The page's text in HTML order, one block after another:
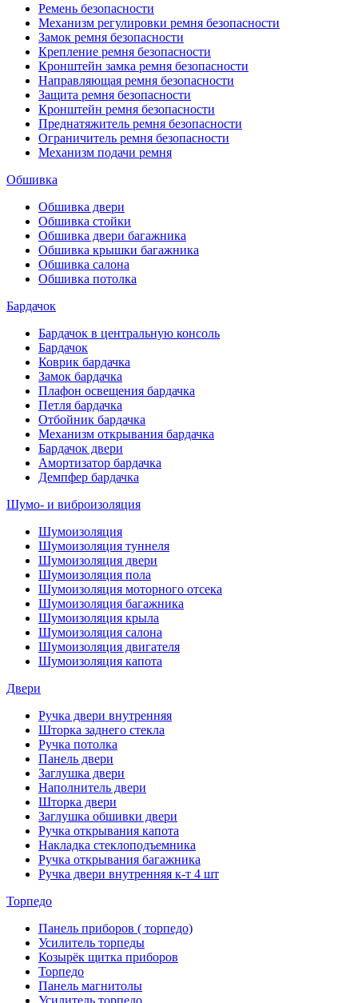
Ремень безопасности
Механизм регулировки ремня безопасности
Замок ремня безопасности
Крепление ремня безопасности
Кронштейн замка ремня безопасности
Направляющая ремня безопасности
Защита ремня безопасности
Кронштейн ремня безопасности
Преднатяжитель ремня безопасности
Ограничитель ремня безопасности
Механизм подачи ремня
Обшивка
Обшивка двери
Обшивка стойки
Обшивка двери багажника
Обшивка крышки багажника
Обшивка салона
Обшивка потолка
Бардачок
Бардачок в центральную консоль
Бардачок
Коврик бардачка
Замок бардачка
Плафон освещения бардачка
Петля бардачка
Отбойник бардачка
Механизм открывания бардачка
Бардачок двери
Амортизатор бардачка
Демпфер бардачка
Шумо- и виброизоляция
Шумоизоляция
Шумоизоляция туннеля
Шумоизоляция двери
Шумоизоляция пола
Шумоизоляция моторного отсека
Шумоизоляция багажника
Шумоизоляция крыла
Шумоизоляция салона
Шумоизоляция двигателя
Шумоизоляция капота
Двери
Ручка двери внутренняя
Шторка заднего стекла
Ручка потолка
Панель двери
Заглушка двери
Наполнитель двери
Шторка двери
Заглушка обшивки двери
Ручка открывания капота
Накладка стеклоподъемника
Ручка открывания багажника
Ручка двери внутренняя к-т 4 шт
Торпедо
Панель приборов ( торпедо)
Усилитель торпеды
Козырёк щитка приборов
Торпедо
Панель магнитолы
Усилитель торпедо